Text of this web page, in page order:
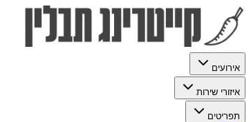
אירועים
איזורי שירות
תפריטים